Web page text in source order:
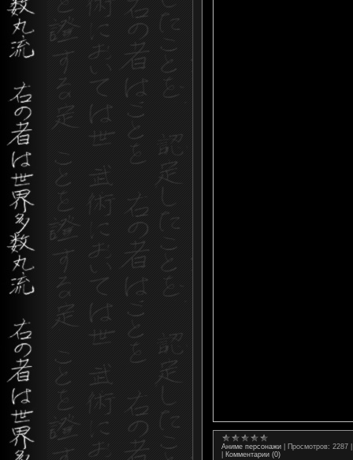
Аниме персонажи Просмотров: 2287
Комментарии (0)